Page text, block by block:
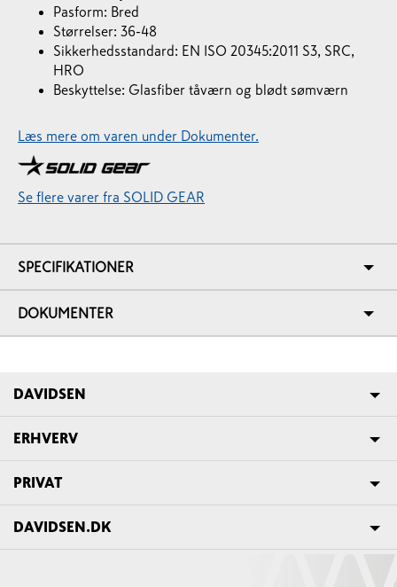
Pasform: Bred
Størrelser: 36-48
Sikkerhedsstandard: EN ISO 20345:2011 S3, SRC,
HRO
Beskyttelse: Glasfiber tåværn og blødt sømværn
Læs mere om varen under Dokumenter.
Se flere varer fra SOLID GEAR
SPECIFIKATIONER
DOKUMENTER
DAVIDSEN
ERHVERV
PRIVAT
DAVIDSEN.DK